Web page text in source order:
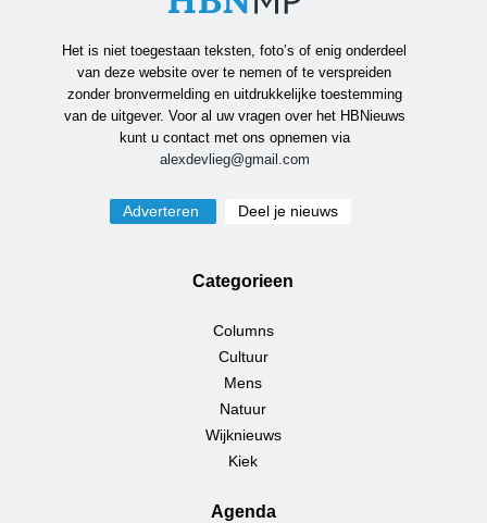
Het is niet toegestaan teksten, foto’s of enig onderdeel
van deze website over te nemen of te verspreiden
zonder bronvermelding en uitdrukkelijke toestemming
van de uitgever. Voor al uw vragen over het HBNieuws
kunt u contact met ons opnemen via
alexdevlieg@gmail.com
Adverteren Deel je nieuws
Categorieen
Columns
Cultuur
Mens
Natuur
Wijknieuws
Kiek
Agenda